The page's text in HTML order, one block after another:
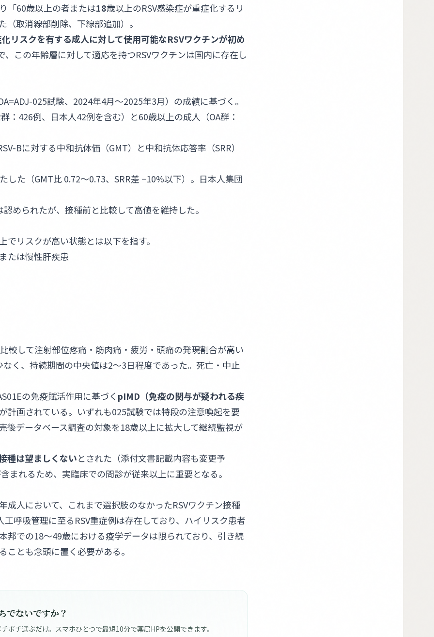
「60歳以上の者または18歳以上のRSV感染症が重症化するリ
取消線部削除、下線部追加）。
リスクを有する成人に対して使用可能なRSVワクチンが初め
この年齢層に対して適応を持つRSVワクチンは国内に存在し
025試験、2024年4月〜2025年3月）の成績に基づく。
：426例、日本人42例を含む）と60歳以上の成人（OA群：
Bに対する中和抗体価（GMT）と中和抗体応答率（SRR）
した（GMT比 0.72〜0.73、SRR差 −10%以下）。日本人集団
められたが、接種前と比較して高値を維持した。
リスクが高い状態とは以下を指す。
たは慢性肝疾患
較して注射部位疼痛・筋肉痛・疲労・頭痛の発現割合が高い
く、持続期間の中央値は2〜3日程度であった。死亡・中止
の免疫賦活作用に基づく pIMD（免疫の関与が疑われる疾
計画されている。いずれも025試験では特段の注意喚起を要
後データベース調査の対象を18歳以上に拡大して継続監視が
種は望ましくないとされた（添付文書記載内容も変更予
まれるため、実臨床での問診が従来以上に重要となる。
人において、これまで選択肢のなかったRSVワクチン接種
呼吸管理に至るRSV重症例は存在しており、ハイリスク患者
邦での18〜49歳における疫学データは限られており、引き続
とも念頭に置く必要がある。
でないですか？
ポチ選ぶだけ。スマホひとつで最短10分で薬局HPを公開できます。